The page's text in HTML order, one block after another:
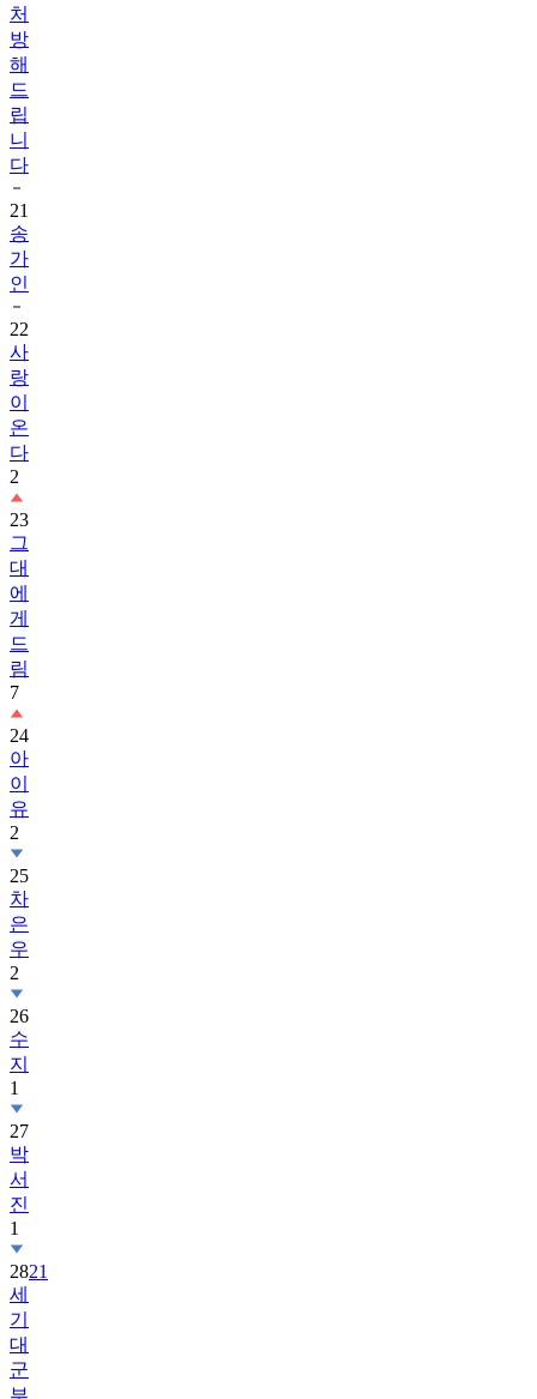
처
방
해
드
립
니
다
21
송
가
인
22
사
랑
이
온
다
2
23
그
대
에
게
드
림
7
24
아
이
유
2
25
차
은
우
2
26
수
지
1
27
박
서
진
1
2821
세
기
대
군
부